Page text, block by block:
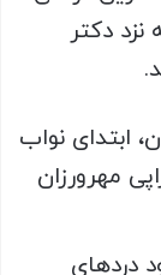
دکتر
ابتدای نواب
دردهای